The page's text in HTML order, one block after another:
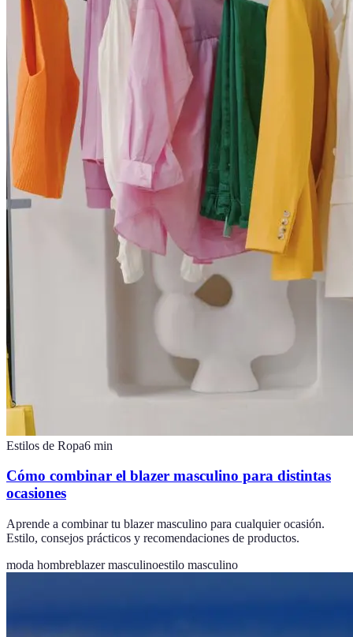
Estilos de Ropa6 min
Cómo combinar el blazer masculino para distintas
ocasiones
Aprende a combinar tu blazer masculino para cualquier ocasión.
Estilo, consejos prácticos y recomendaciones de productos.
moda hombreblazer masculinoestilo masculino